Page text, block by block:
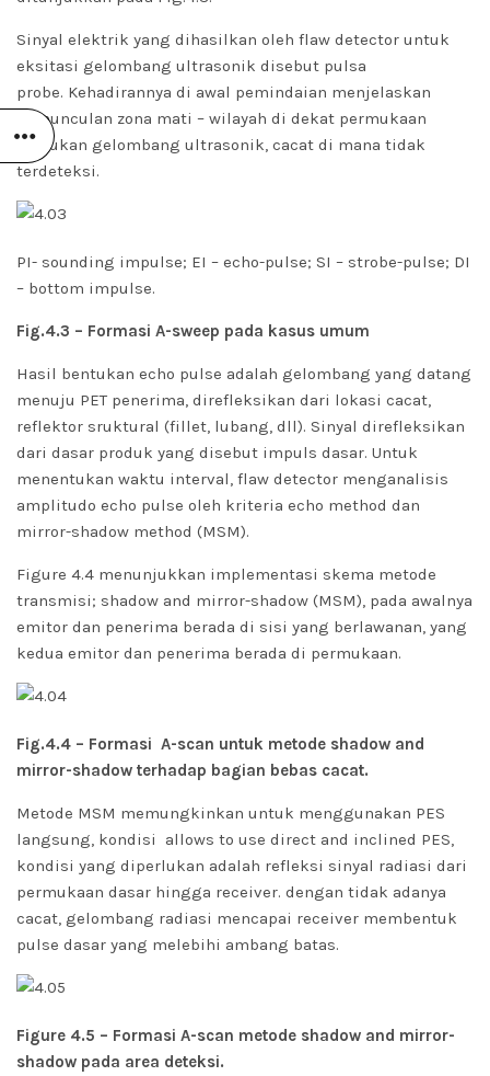
Sinyal elektrik yang dihasilkan oleh flaw detector untuk
eksitasi gelombang ultrasonik disebut pulsa
probe. Kehadirannya di awal pemindaian menjelaskan
kemunculan zona mati – wilayah di dekat permukaan
masukan gelombang ultrasonik, cacat di mana tidak
terdeteksi.
PI- sounding impulse; EI – echo-pulse; SI – strobe-pulse; DI
– bottom impulse.
Fig.4.3 – Formasi A-sweep pada kasus umum
Hasil bentukan echo pulse adalah gelombang yang datang
menuju PET penerima, direfleksikan dari lokasi cacat,
reflektor sruktural (fillet, lubang, dll). Sinyal direfleksikan
dari dasar produk yang disebut impuls dasar. Untuk
menentukan waktu interval, flaw detector menganalisis
amplitudo echo pulse oleh kriteria echo method dan
mirror-shadow method (MSM).
Figure 4.4 menunjukkan implementasi skema metode
transmisi; shadow and mirror-shadow (MSM), pada awalnya
emitor dan penerima berada di sisi yang berlawanan, yang
kedua emitor dan penerima berada di permukaan.
Fig.4.4 – Formasi A-scan untuk metode shadow and
mirror-shadow terhadap bagian bebas cacat.
Metode MSM memungkinkan untuk menggunakan PES
langsung, kondisi allows to use direct and inclined PES,
kondisi yang diperlukan adalah refleksi sinyal radiasi dari
permukaan dasar hingga receiver. dengan tidak adanya
cacat, gelombang radiasi mencapai receiver membentuk
pulse dasar yang melebihi ambang batas.
Figure 4.5 – Formasi A-scan metode shadow and mirror-
shadow pada area deteksi.